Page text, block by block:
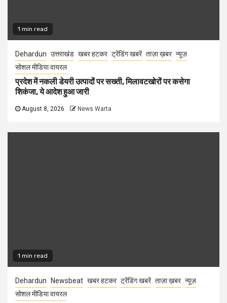
1 min read
Dehardun उत्तराखंड खबर हटकर ट्रेंडिंग खबरें ताज़ा ख़बर न्यूज़
सोशल मीडिया वायरल
प्रदेश में नकली डेयरी उत्पादों पर सख्ती, मिलावटखोरों पर कसेगा
शिकंजा, ये आदेश हुआ जारी
August 8, 2026 News Warta
1 min read
Dehardun Newsbeat खबर हटकर ट्रेंडिंग खबरें ताज़ा ख़बर न्यूज़
सोशल मीडिया वायरल